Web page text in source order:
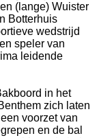
(lange) Wuister
Botterhuis
wedstrijd
speler van
leidende
in het
zich laten
voorzet van
en de bal